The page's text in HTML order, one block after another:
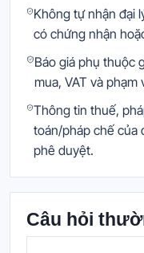
Không tự nhận đại
có chứng nhận
Báo giá phụ thuộc
mua, VAT và
Thông tin thuế,
toán/pháp chế của
phê duyệt.
Câu hỏi